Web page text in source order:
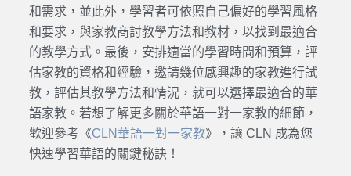
和需求，並此外，學習者可依照自己偏好的學習風格
和要求，與家教商討教學方法和教材，以找到最適合
的教學方式。最後， 安排適當的學習時間和預算，評
估家教的資格和經驗， 邀請幾位感興趣的家教進行試
教，評估其教學方法和情況，就可以選擇最適合的華
語家教。若想了解更多關於華語一對一家教的細節，
歡迎參考《CLN華語一對一家教》，讓 CLN 成為您
快速學習華語的關鍵秘訣！